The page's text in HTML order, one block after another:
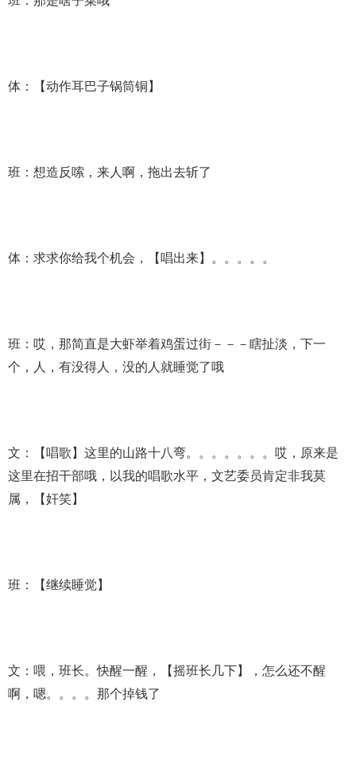
体：【动作耳巴子锅筒铜】
班：想造反嗦，来人啊，拖出去斩了
体：求求你给我个机会，【唱出来】。。。。。
班：哎，那简直是大虾举着鸡蛋过街－－－瞎扯淡，下一
个，人，有没得人，没的人就睡觉了哦
文：【唱歌】这里的山路十八弯。。。。。。。哎，原来是
这里在招干部哦，以我的唱歌水平，文艺委员肯定非我莫
属，【奸笑】
班：【继续睡觉】
文：喂，班长。快醒一醒，【摇班长几下】，怎么还不醒
啊，嗯。。。。那个掉钱了